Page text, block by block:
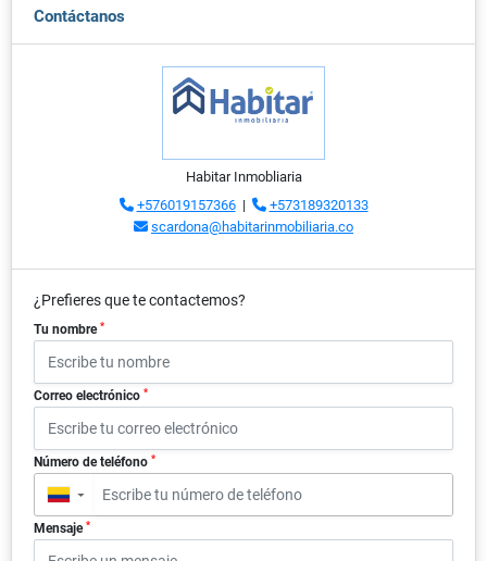
Contáctanos
Habitar Inmobliaria
+576019157366|
+573189320133
scardona@habitarinmobiliaria.co
¿Prefieres que te contactemos?
Tu nombre *
Correo electrónico *
Número de teléfono *
▼
Mensaje *